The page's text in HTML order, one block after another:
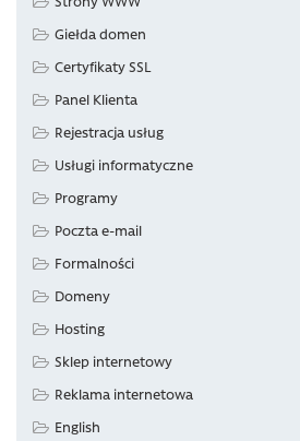
Giełda domen
Certyfikaty SSL
Panel Klienta
Rejestracja usług
Usługi informatyczne
Programy
Poczta e-mail
Formalności
Domeny
Hosting
Sklep internetowy
Reklama internetowa
English